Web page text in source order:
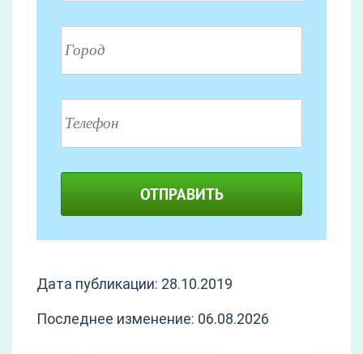
ОТПРАВИТЬ
Дата публикации: 28.10.2019
Последнее изменение: 06.08.2026